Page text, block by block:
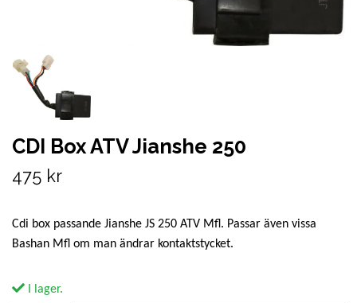
CDI Box ATV Jianshe 250
475 kr
Cdi box passande Jianshe JS 250 ATV Mfl. Passar även vissa
Bashan Mfl om man ändrar kontaktstycket.
I lager.